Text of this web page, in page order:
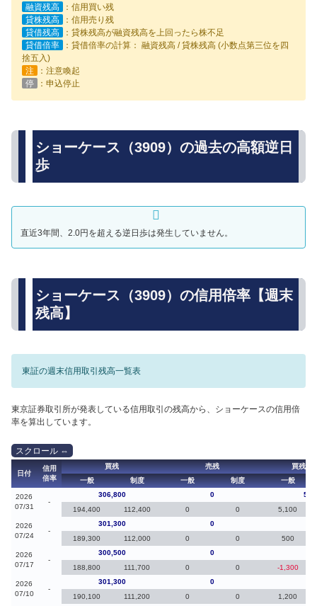
融資残高
：信用買い残
貸株残高
：信用売り残
貸借残高
：貸株残高が融資残高を上回ったら株不足
貸借倍率
：貸借倍率の計算： 融資残高 / 貸株残高 (小数点第三位を四
捨五入)
注
：注意喚起
停
：申込停止
ショーケース（3909）の過去の高額逆日
歩
直近3年間、2.0円を超える逆日歩は発生していません。
ショーケース（3909）の信用倍率【週末
残高】
東証の週末信用取引残高一覧表
東京証券取引所が発表している信用取引の残高から、ショーケースの信用倍
率を算出しています。
日付
信用
倍率
買残 売残
買残（
一般
制度 一般 制度 一般
2026
07/31
-
306,800 0
194,400
112,400 0 0 5,100
2026
07/24
-
301,300 0
189,300
112,000 0 0 500
2026
07/17
-
300,500 0
188,800
111,700 0 0 -1,300
2026
07/10
-
301,300 0
190,100
111,200 0 0 1,200